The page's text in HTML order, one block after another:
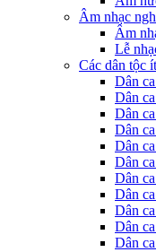
Âm nhạc
Âm
Lễ
Các dân tộc
Dân
Dân
Dân
Dân
Dân
Dân
Dân
Dân
Dân
Dân
Dân